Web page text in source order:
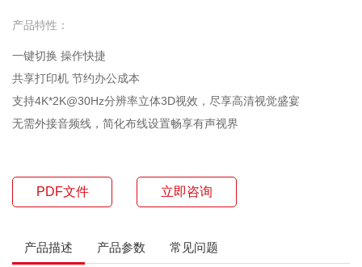
产品特性：
一键切换 操作快捷
共享打印机 节约办公成本
支持4K*2K@30Hz分辨率立体3D视效，尽享高清视觉盛宴
无需外接音频线，简化布线设置畅享有声视界
PDF文件 立即咨询
产品描述 产品参数 常见问题